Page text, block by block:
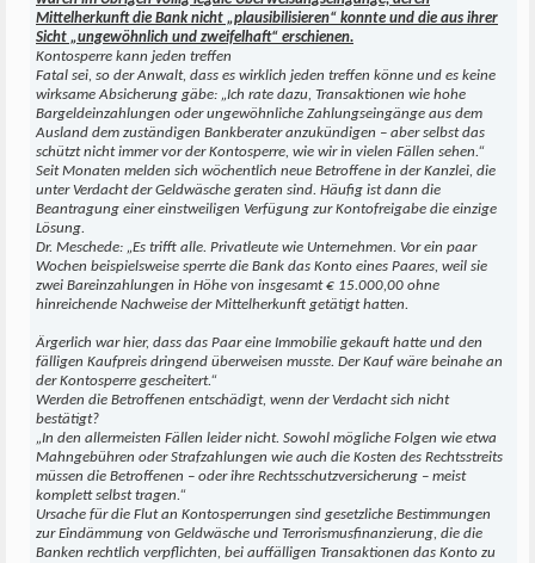
Mittelherkunft die Bank nicht „plausibilisieren“ konnte und die aus ihrer
Sicht „ungewöhnlich und zweifelhaft“ erschienen.
Kontosperre kann jeden treffen
Fatal sei, so der Anwalt, dass es wirklich jeden treffen könne und es keine
wirksame Absicherung gäbe: „Ich rate dazu, Transaktionen wie hohe
Bargeldeinzahlungen oder ungewöhnliche Zahlungseingänge aus dem
Ausland dem zuständigen Bankberater anzukündigen – aber selbst das
schützt nicht immer vor der Kontosperre, wie wir in vielen Fällen sehen.“
Seit Monaten melden sich wöchentlich neue Betroffene in der Kanzlei, die
unter Verdacht der Geldwäsche geraten sind. Häufig ist dann die
Beantragung einer einstweiligen Verfügung zur Kontofreigabe die einzige
Lösung.
Dr. Meschede: „Es trifft alle. Privatleute wie Unternehmen. Vor ein paar
Wochen beispielsweise sperrte die Bank das Konto eines Paares, weil sie
zwei Bareinzahlungen in Höhe von insgesamt € 15.000,00 ohne
hinreichende Nachweise der Mittelherkunft getätigt hatten.
Ärgerlich war hier, dass das Paar eine Immobilie gekauft hatte und den
fälligen Kaufpreis dringend überweisen musste. Der Kauf wäre beinahe an
der Kontosperre gescheitert.“
Werden die Betroffenen entschädigt, wenn der Verdacht sich nicht
bestätigt?
„In den allermeisten Fällen leider nicht. Sowohl mögliche Folgen wie etwa
Mahngebühren oder Strafzahlungen wie auch die Kosten des Rechtsstreits
müssen die Betroffenen – oder ihre Rechtsschutzversicherung – meist
komplett selbst tragen.“
Ursache für die Flut an Kontosperrungen sind gesetzliche Bestimmungen
zur Eindämmung von Geldwäsche und Terrorismusfinanzierung, die die
Banken rechtlich verpflichten, bei auffälligen Transaktionen das Konto zu